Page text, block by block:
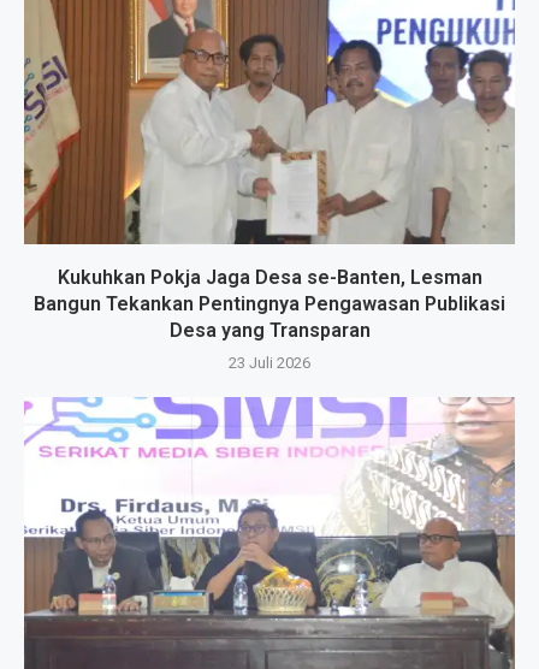
Kukuhkan Pokja Jaga Desa se-Banten, Lesman
Bangun Tekankan Pentingnya Pengawasan Publikasi
Desa yang Transparan
23 Juli 2026